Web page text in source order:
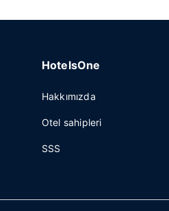
HotelsOne
Hakkımızda
Otel sahipleri
SSS